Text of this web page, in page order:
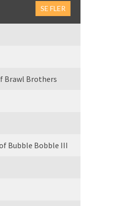
SE FLER
Brawl Brothers
Bubble Bobble III